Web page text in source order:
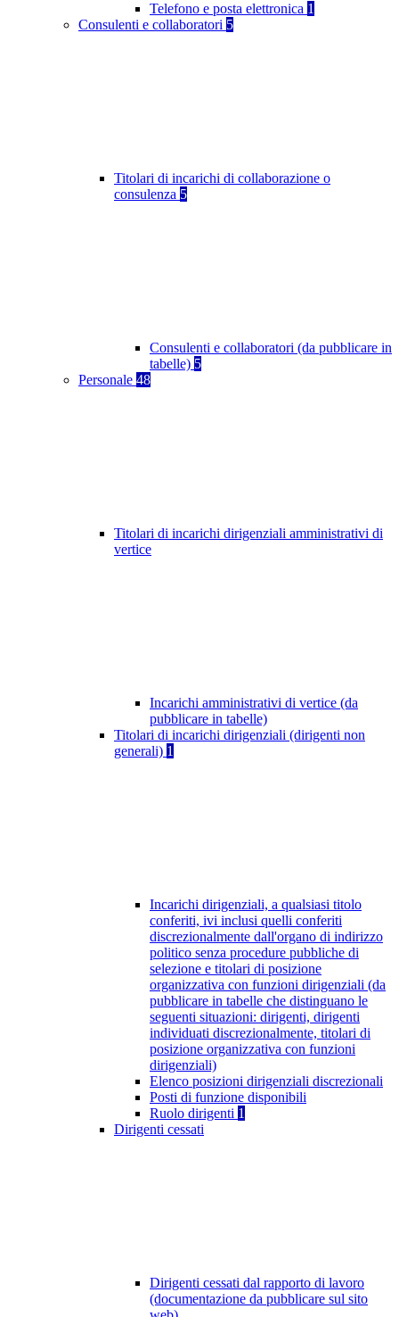
Telefono e posta elettronica 1
Consulenti e collaboratori 5
Titolari di incarichi di collaborazione o
consulenza 5
Consulenti e collaboratori (da pubblicare in
tabelle) 5
Personale 48
Titolari di incarichi dirigenziali amministrativi di
vertice
Incarichi amministrativi di vertice (da
pubblicare in tabelle)
Titolari di incarichi dirigenziali (dirigenti non
generali) 1
Incarichi dirigenziali, a qualsiasi titolo
conferiti, ivi inclusi quelli conferiti
discrezionalmente dall'organo di indirizzo
politico senza procedure pubbliche di
selezione e titolari di posizione
organizzativa con funzioni dirigenziali (da
pubblicare in tabelle che distinguano le
seguenti situazioni: dirigenti, dirigenti
individuati discrezionalmente, titolari di
posizione organizzativa con funzioni
dirigenziali)
Elenco posizioni dirigenziali discrezionali
Posti di funzione disponibili
Ruolo dirigenti 1
Dirigenti cessati
Dirigenti cessati dal rapporto di lavoro
(documentazione da pubblicare sul sito